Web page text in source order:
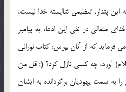
اين پندار، تعظيمي شايسته خدا نيست،
متعالي در نفي اين ادعا، به پيامبر
فرمايد که از آنان بپرس: کتاب نوراني
آورد، چه کسي نازل کرد؟ (: قل من
سمت يهوديان برگردانده به ايشان